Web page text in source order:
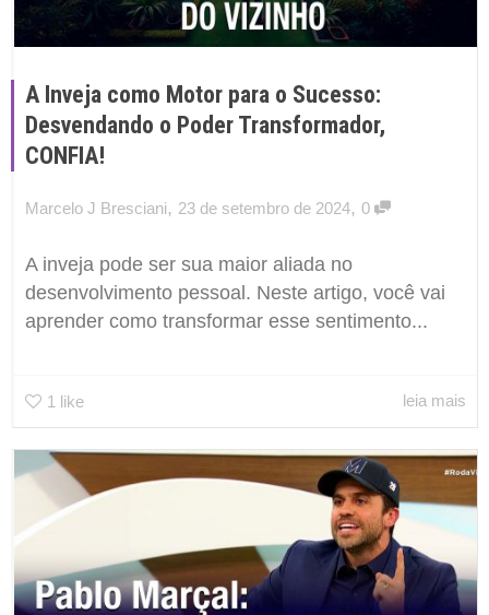
A Inveja como Motor para o Sucesso:
Desvendando o Poder Transformador,
CONFIA!
Marcelo J Bresciani, 23 de setembro de 2024, 0
A inveja pode ser sua maior aliada no
desenvolvimento pessoal. Neste artigo, você vai
aprender como transformar esse sentimento...
1 like leia mais